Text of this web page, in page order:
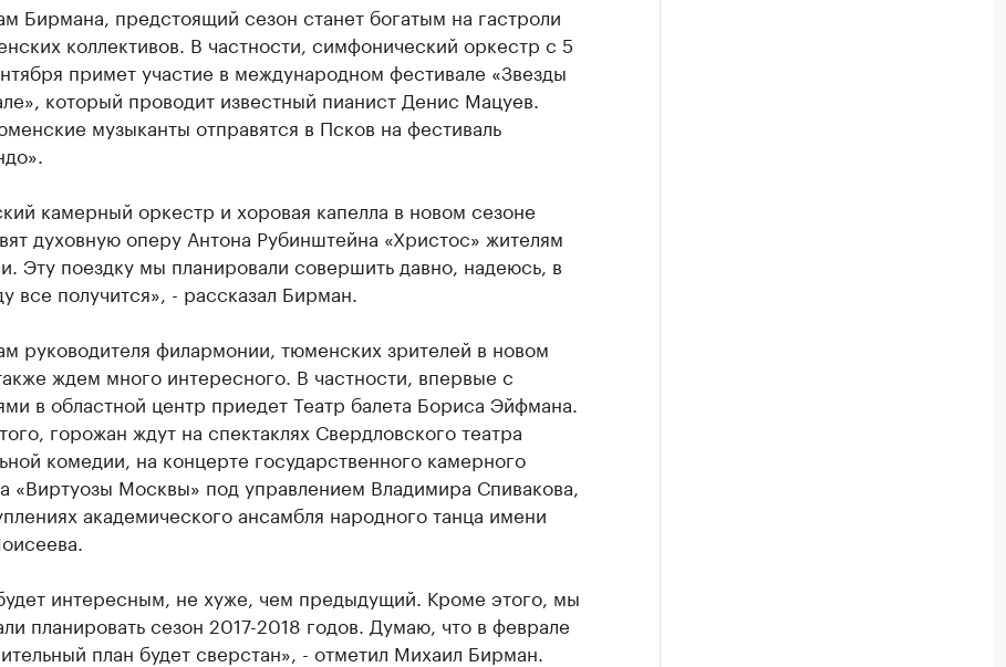
Бирмана, предстоящий сезон станет богатым на гастроли
коллективов. В частности, симфонический оркестр с 5
примет участие в международном фестивале «Звезды
который проводит известный пианист Денис Мацуев.
музыканты отправятся в Псков на фестиваль
камерный оркестр и хоровая капелла в новом сезоне
духовную оперу Антона Рубинштейна «Христос» жителям
Эту поездку мы планировали совершить давно, надеюсь, в
все получится», - рассказал Бирман.
руководителя филармонии, тюменских зрителей в новом
ждем много интересного. В частности, впервые с
в областной центр приедет Театр балета Бориса Эйфмана.
горожан ждут на спектаклях Свердловского театра
комедии, на концерте государственного камерного
«Виртуозы Москвы» под управлением Владимира Спивакова,
академического ансамбля народного танца имени
интересным, не хуже, чем предыдущий. Кроме этого, мы
планировать сезон 2017-2018 годов. Думаю, что в феврале
план будет сверстан», - отметил Михаил Бирман.